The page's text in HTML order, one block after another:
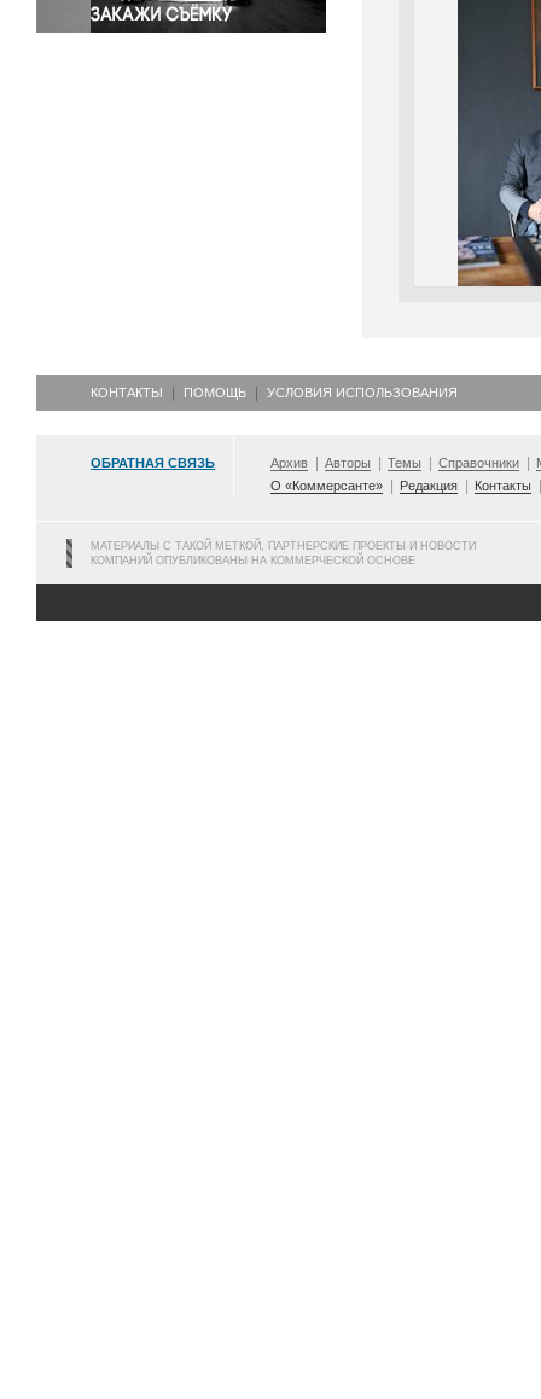
КОНТАКТЫ ПОМОЩЬ УСЛОВИЯ ИСПОЛЬЗОВАНИЯ
ОБРАТНАЯ СВЯЗЬ Архив Авторы Темы Справочники
О «Коммерсанте»
Редакция Контакты
МАТЕРИАЛЫ С ТАКОЙ МЕТКОЙ, ПАРТНЕРСКИЕ ПРОЕКТЫ И НОВОСТИ
КОМПАНИЙ ОПУБЛИКОВАНЫ НА КОММЕРЧЕСКОЙ ОСНОВЕ